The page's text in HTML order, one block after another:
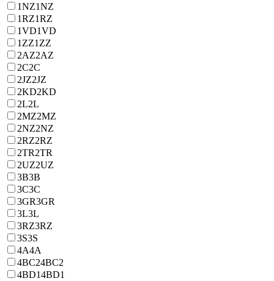
1NZ1NZ
1RZ1RZ
1VD1VD
1ZZ1ZZ
2AZ2AZ
2C2C
2JZ2JZ
2KD2KD
2L2L
2MZ2MZ
2NZ2NZ
2RZ2RZ
2TR2TR
2UZ2UZ
3B3B
3C3C
3GR3GR
3L3L
3RZ3RZ
3S3S
4A4A
4BC24BC2
4BD14BD1